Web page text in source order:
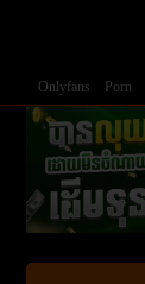
Onlyfans Porn